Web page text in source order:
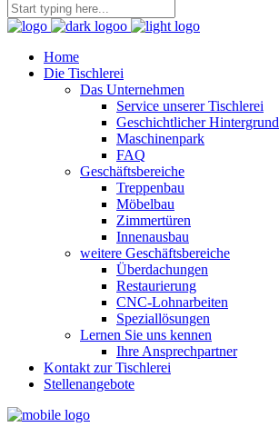
Home
Die Tischlerei
Das Unternehmen
Service unserer Tischlerei
Geschichtlicher Hintergrund
Maschinenpark
FAQ
Geschäftsbereiche
Treppenbau
Möbelbau
Zimmertüren
Innenausbau
weitere Geschäftsbereiche
Überdachungen
Restaurierung
CNC-Lohnarbeiten
Speziallösungen
Lernen Sie uns kennen
Ihre Ansprechpartner
Kontakt zur Tischlerei
Stellenangebote